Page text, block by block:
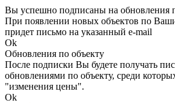
Вы успешно подписаны на обновления
При появлении новых объектов по
придет письмо на указанный e-mail
Ok
Обновления по объекту
После подписки Вы будете получать
обновлениями по объекту, среди
"изменения цены".
Ok